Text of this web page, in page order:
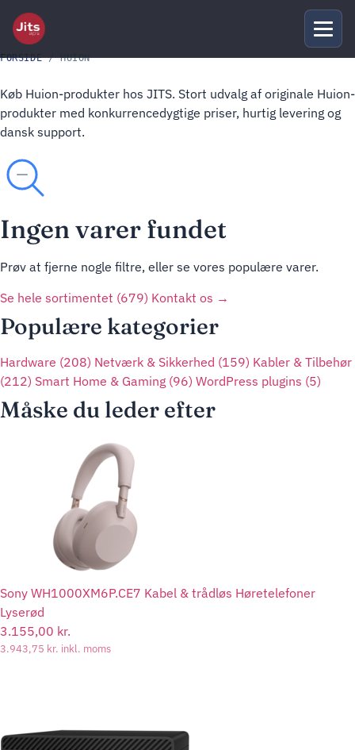
FORSIDE/ HUION
Køb Huion-produkter hos JITS. Stort udvalg af originale Huion-
produkter med konkurrencedygtige priser, hurtig levering og
dansk support.
Ingen varer fundet
Prøv at fjerne nogle filtre, eller se vores populære varer.
Se hele sortimentet (679) Kontakt os →
Populære kategorier
Hardware (208) Netværk & Sikkerhed (159) Kabler & Tilbehør
(212) Smart Home & Gaming (96) WordPress plugins (5)
Måske du leder efter
Sony WH1000XM6P.CE7 Kabel & trådløs Høretelefoner
Lyserød
3.155,00 kr.
3.943,75 kr. inkl. moms